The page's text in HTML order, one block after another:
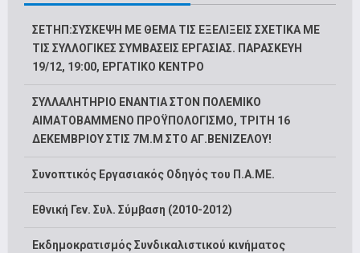
ΣΕΤΗΠ:ΣΥΣΚΕΨΗ ΜΕ ΘΕΜΑ ΤΙΣ ΕΞΕΛΙΞΕΙΣ ΣΧΕΤΙΚΑ ΜΕ
ΤΙΣ ΣΥΛΛΟΓΙΚΕΣ ΣΥΜΒΑΣΕΙΣ ΕΡΓΑΣΙΑΣ. ΠΑΡΑΣΚΕΥΗ
19/12, 19:00, ΕΡΓΑΤΙΚΟ ΚΕΝΤΡΟ
ΣΥΛΛΑΛΗΤΗΡΙΟ ΕΝΑΝΤΙΑ ΣΤΟΝ ΠΟΛΕΜΙΚΟ
ΑΙΜΑΤΟΒΑΜΜΕΝΟ ΠΡΟΫΠΟΛΟΓΙΣΜΟ, ΤΡΙΤΗ 16
ΔΕΚΕΜΒΡΙΟΥ ΣΤΙΣ 7Μ.Μ ΣΤΟ ΑΓ.ΒΕΝΙΖΕΛΟΥ!
Συνοπτικός Εργασιακός Οδηγός του Π.Α.ΜΕ.
Εθνική Γεν. Συλ. Σύμβαση (2010-2012)
Εκδημοκρατισμός Συνδικαλιστικού κινήματος